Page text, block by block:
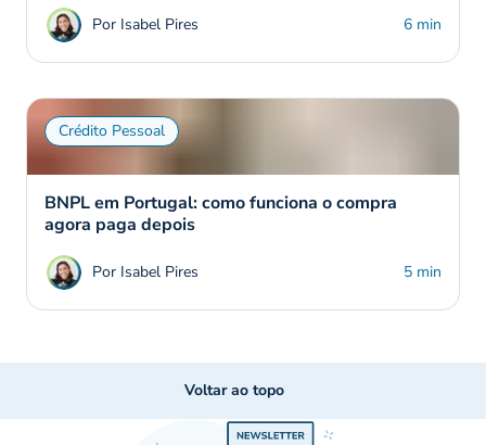
Por Isabel Pires 6 min
Crédito Pessoal
BNPL em Portugal: como funciona o compra
agora paga depois
Por Isabel Pires 5 min
Voltar ao topo